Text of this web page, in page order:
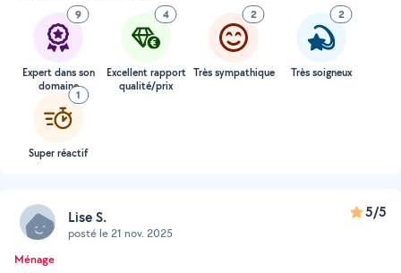
9
Expert dans son
domaine
4
Excellent rapport
qualité/prix
2
Très sympathique
2
Très soigneux
1
Super réactif
Lise S.
posté le 21 nov. 2025
5/5
Ménage